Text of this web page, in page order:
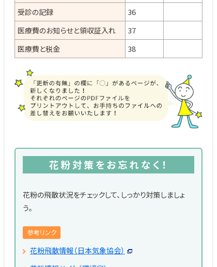
受診の記録
36
医療費のお知らせと領収証入れ
37
医療費と税金
38
花粉対策をお忘れなく！
花粉の飛散状況をチェックして、しっかり対策しましょ
う。
参考リンク
花粉飛散情報（日本気象協会）